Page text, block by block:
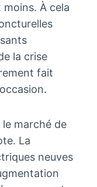
À cela
la crise
fait
le marché de
La
neuves